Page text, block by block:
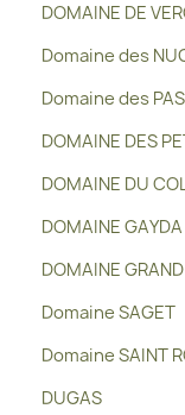
DOMAINE DE
Domaine des
Domaine des
DOMAINE DES
DOMAINE DU
DOMAINE GAYDA
DOMAINE GRAND
Domaine SAGET
Domaine SAINT
DUGAS